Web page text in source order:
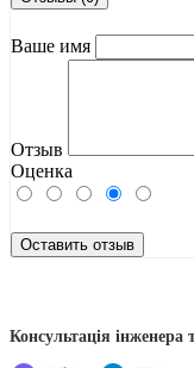
Ваше имя
Отзыв
Оценка
Оставить отзыв
Консультація